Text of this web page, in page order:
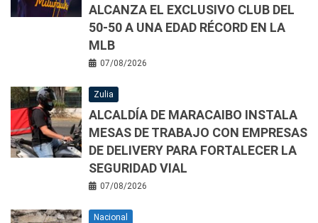
ALCANZA EL EXCLUSIVO CLUB DEL
50-50 A UNA EDAD RÉCORD EN LA
MLB
07/08/2026
Zulia
ALCALDÍA DE MARACAIBO INSTALA
MESAS DE TRABAJO CON EMPRESAS
DE DELIVERY PARA FORTALECER LA
SEGURIDAD VIAL
07/08/2026
Nacional